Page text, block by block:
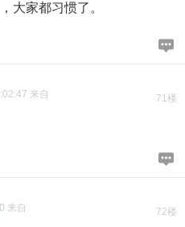
大家都习惯了。
71楼
来自
72楼
来自